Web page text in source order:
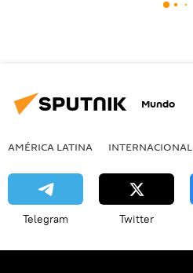
Mundo
AMÉRICA LATINA INTERNACIONAL
Telegram Twitter